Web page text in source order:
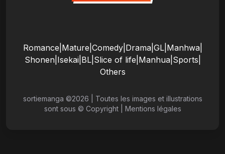
Romance Mature Comedy| Drama| GL| Manhwa|
Shonen| Isekai| BL| Slice of life Manhua| Sports
Others
sortiemanga ©2026
Toutes les images et illustrations
sont sous © Copyright| Mentions légales